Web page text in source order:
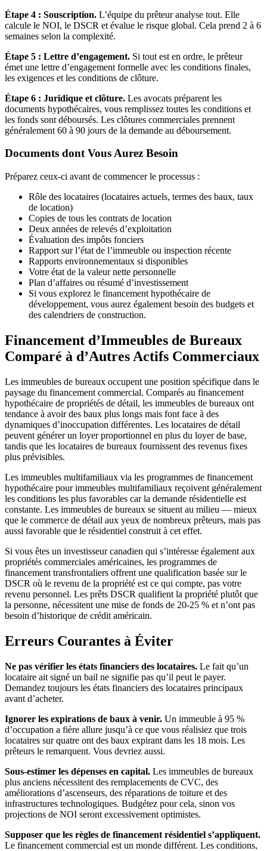
Étape 4 : Souscription. L’équipe du prêteur analyse tout. Elle
calcule le NOI, le DSCR et évalue le risque global. Cela prend 2 à 6
semaines selon la complexité.
Étape 5 : Lettre d’engagement. Si tout est en ordre, le prêteur
émet une lettre d’engagement formelle avec les conditions finales,
les exigences et les conditions de clôture.
Étape 6 : Juridique et clôture. Les avocats préparent les
documents hypothécaires, vous remplissez toutes les conditions et
les fonds sont déboursés. Les clôtures commerciales prennent
généralement 60 à 90 jours de la demande au déboursement.
Documents dont Vous Aurez Besoin
Préparez ceux-ci avant de commencer le processus :
Rôle des locataires (locataires actuels, termes des baux, taux
de location)
Copies de tous les contrats de location
Deux années de relevés d’exploitation
Évaluation des impôts fonciers
Rapport sur l’état de l’immeuble ou inspection récente
Rapports environnementaux si disponibles
Votre état de la valeur nette personnelle
Plan d’affaires ou résumé d’investissement
Si vous explorez le financement hypothécaire de
développement, vous aurez également besoin des budgets et
des calendriers de construction.
Financement d’Immeubles de Bureaux
Comparé à d’Autres Actifs Commerciaux
Les immeubles de bureaux occupent une position spécifique dans le
paysage du financement commercial. Comparés au financement
hypothécaire de propriétés de détail, les immeubles de bureaux ont
tendance à avoir des baux plus longs mais font face à des
dynamiques d’inoccupation différentes. Les locataires de détail
peuvent générer un loyer proportionnel en plus du loyer de base,
tandis que les locataires de bureaux fournissent des revenus fixes
plus prévisibles.
Les immeubles multifamiliaux via les programmes de financement
hypothécaire pour immeubles multifamiliaux reçoivent généralement
les conditions les plus favorables car la demande résidentielle est
constante. Les immeubles de bureaux se situent au milieu — mieux
que le commerce de détail aux yeux de nombreux prêteurs, mais pas
aussi favorable que le résidentiel construit à cet effet.
Si vous êtes un investisseur canadien qui s’intéresse également aux
propriétés commerciales américaines, les programmes de
financement transfrontaliers offrent une qualification basée sur le
DSCR où le revenu de la propriété est ce qui compte, pas votre
revenu personnel. Les prêts DSCR qualifient la propriété plutôt que
la personne, nécessitent une mise de fonds de 20-25 % et n’ont pas
besoin d’historique de crédit américain.
Erreurs Courantes à Éviter
Ne pas vérifier les états financiers des locataires. Le fait qu’un
locataire ait signé un bail ne signifie pas qu’il peut le payer.
Demandez toujours les états financiers des locataires principaux
avant d’acheter.
Ignorer les expirations de baux à venir. Un immeuble à 95 %
d’occupation a fière allure jusqu’à ce que vous réalisiez que trois
locataires sur quatre ont des baux expirant dans les 18 mois. Les
prêteurs le remarquent. Vous devriez aussi.
Sous-estimer les dépenses en capital. Les immeubles de bureaux
plus anciens nécessitent des remplacements de CVC, des
améliorations d’ascenseurs, des réparations de toiture et des
infrastructures technologiques. Budgétez pour cela, sinon vos
projections de NOI seront excessivement optimistes.
Supposer que les règles de financement résidentiel s’appliquent.
Le financement commercial est un monde différent. Les conditions,